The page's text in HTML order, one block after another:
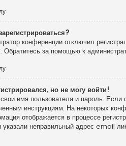
конференции отключил
Обратитесь за помощью к
но не могу войти!
имя пользователя и пароль.
инструкциям. На некоторых
отображается в процессе
указали неправильный адрес email